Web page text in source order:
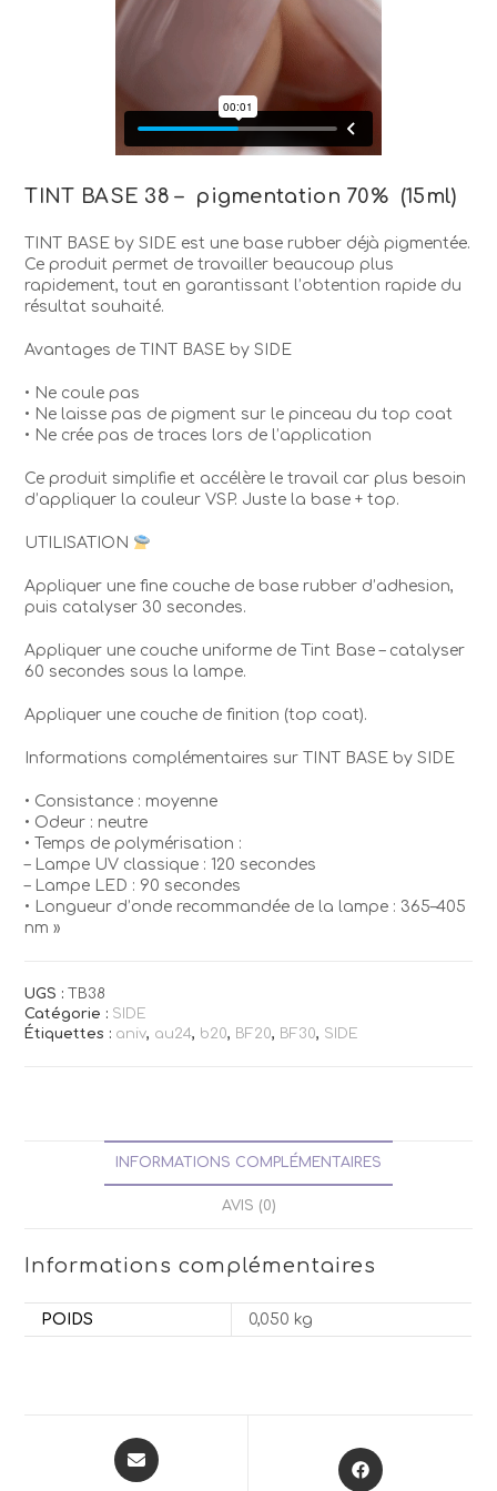
TINT BASE 38 – pigmentation 70% (15ml)
TINT BASE by SIDE est une base rubber déjà pigmentée.
Ce produit permet de travailler beaucoup plus
rapidement, tout en garantissant l’obtention rapide du
résultat souhaité.
Avantages de TINT BASE by SIDE
• Ne coule pas
• Ne laisse pas de pigment sur le pinceau du top coat
• Ne crée pas de traces lors de l’application
Ce produit simplifie et accélère le travail car plus besoin
d’appliquer la couleur VSP. Juste la base + top.
UTILISATION
Appliquer une fine couche de base rubber d’adhesion,
puis catalyser 30 secondes.
Appliquer une couche uniforme de Tint Base – catalyser
60 secondes sous la lampe.
Appliquer une couche de finition (top coat).
Informations complémentaires sur TINT BASE by SIDE
• Consistance : moyenne
• Odeur : neutre
• Temps de polymérisation :
– Lampe UV classique : 120 secondes
– Lampe LED : 90 secondes
• Longueur d’onde recommandée de la lampe : 365–405
nm »
UGS :TB38
Catégorie : SIDE
Étiquettes : aniv, au24, b20, BF20, BF30, SIDE
INFORMATIONS COMPLÉMENTAIRES
AVIS (0)
Informations complémentaires
POIDS 0,050 kg
Opens
in
Opens
in